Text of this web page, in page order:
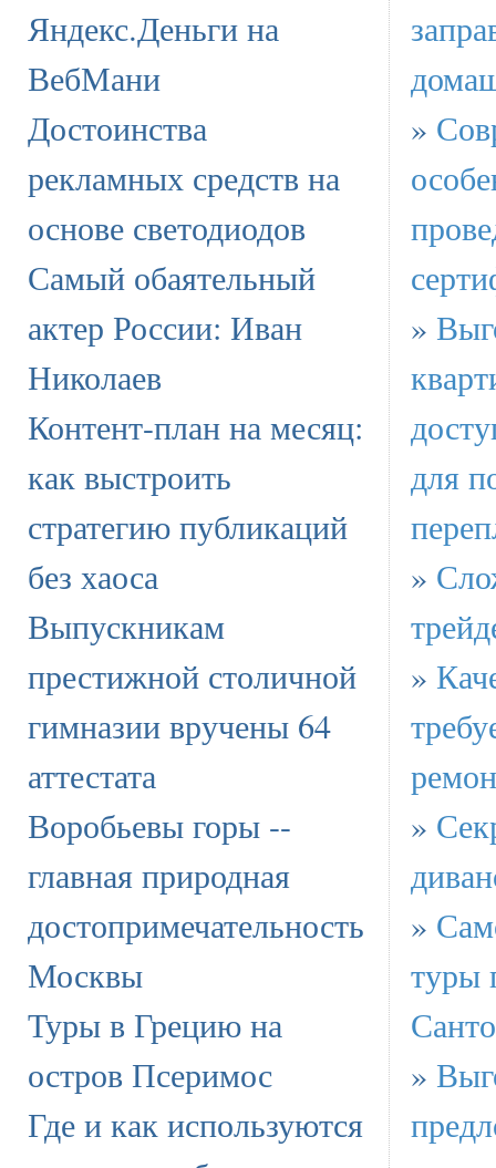
Яндекс.Деньги на
ВебМани
Достоинства
рекламных средств на
основе светодиодов
Самый обаятельный
актер России: Иван
Николаев
Контент-план на месяц:
как выстроить
стратегию публикаций
без хаоса
Выпускникам
престижной столичной
гимназии вручены 64
аттестата
Воробьевы горы --
главная природная
достопримечательность
Москвы
Туры в Грецию на
остров Псеримос
Где и как используются
»
»
для
»
»
»
»
туры
»